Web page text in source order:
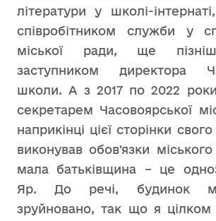
літератури у школі-
співробітником служби у
міської ради, ще
заступником директора
школи. А з 2017 по 2022
секретарем Часовоярської
наприкінці цієї сторінки
виконував обов'язки
мала батьківщина – це
Яр. До речі, будинок
зруйновано, так що я цілком